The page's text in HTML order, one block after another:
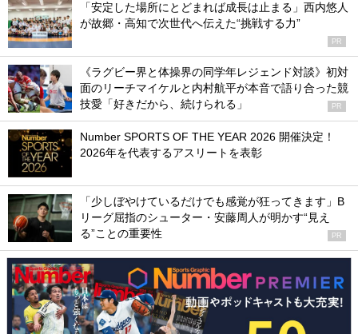
「安定した場所にとどまれば成長は止まる」西内悠人
が故郷・高知で次世代へ伝えた“挑戦する力”
PR
《ラグビー界と体操界の同学年レジェンド対談》初対
面のリーチマイケルと内村航平が本音で語り合った競
技愛「好きだから、続けられる」
PR
Number SPORTS OF THE YEAR 2026 開催決定！
2026年を代表するアスリートを表彰
「少しぼやけているだけでも感覚が狂ってきます」B
リーグ屈指のシューター・安藤周人が明かす“見え
る”ことの重要性
PR